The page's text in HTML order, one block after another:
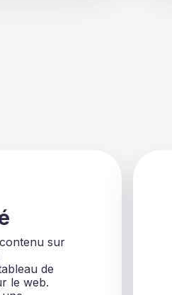
sur
de
le web.